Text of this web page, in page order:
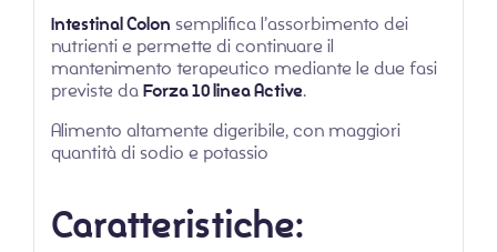
Intestinal Colon semplifica l’assorbimento dei
nutrienti e permette di continuare il
mantenimento terapeutico mediante le due fasi
previste daForza 10 linea Active.
Alimento altamente digeribile, con maggiori
quantità di sodio e potassio
Caratteristiche: